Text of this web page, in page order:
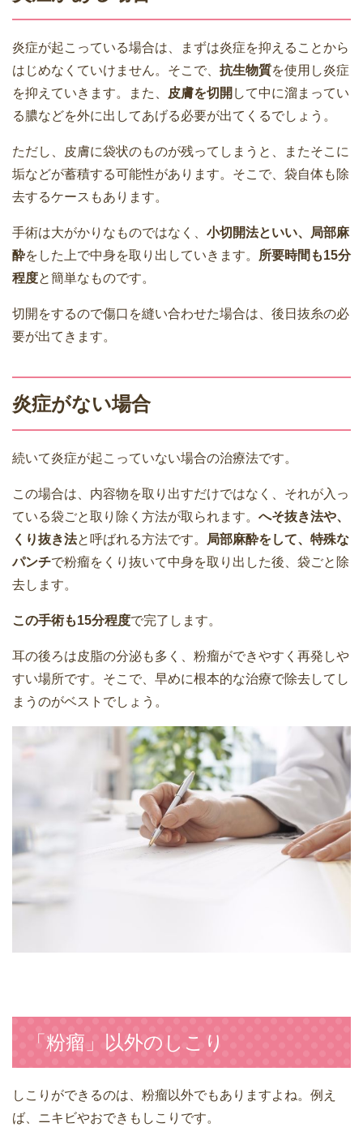
炎症が起こっている場合は、まずは炎症を抑えることから
はじめなくていけません。そこで、 抗生物質を使用し炎症
を抑えていきます。また、 皮膚を切開 して中に溜まってい
る膿などを外に出してあげる必要が出てくるでしょう。
ただし、皮膚に袋状のものが残ってしまうと、またそこに
垢などが蓄積する可能性があります。そこで、袋自体も除
去するケースもあります。
手術は大がかりなものではなく、 小切開法といい、局部麻
酔をした上で中身を取り出していきます。 所要時間も15分
程度と簡単なものです。
切開をするので傷口を縫い合わせた場合は、後日抜糸の必
要が出てきます。
炎症がない場合
続いて炎症が起こっていない場合の治療法です。
この場合は、内容物を取り出すだけではなく、それが入っ
ている袋ごと取り除く方法が取られます。 へそ抜き法や、
くり抜き法と呼ばれる方法です。 局部麻酔をして、特殊な
パンチで粉瘤をくり抜いて中身を取り出した後、袋ごと除
去します。
この手術も15分程度で完了します。
耳の後ろは皮脂の分泌も多く、粉瘤ができやすく再発しや
すい場所です。そこで、早めに根本的な治療で除去してし
まうのがベストでしょう。
「粉瘤」以外のしこり
しこりができるのは、粉瘤以外でもありますよね。例え
ば、ニキビやおできもしこりです。